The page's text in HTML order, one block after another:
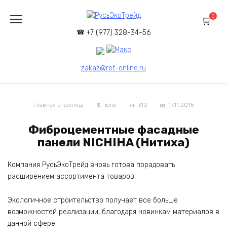
содержанию
+7 (977) 328-34-56
zakaz@ret-online.ru
0
Главная страница Блог 310 17.11.2015
Фиброцементные фасадные
панели NICHIHA (Нитиха)
Компания РусьЭкоТрейд вновь готова порадовать
расширением ассортимента товаров.
Экологичное строительство получает все больше
возможностей реализации, благодаря новинкам материалов в
данной сфере.